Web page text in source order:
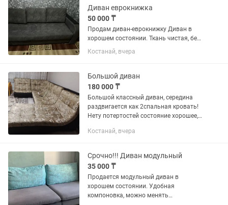
Диван еврокнижка
50 000 ₸
Продам диван-еврокнижку Диван в
хорошем состоянии. Ткань чистая, без
повреждений. Удобный и практичный,
легко раскладывается и подходит для
вместительные ниши...
Костанай, вчера
Большой диван
180 000 ₸
Большой классный диван, середина
раздвигается как 2спальная кровать!
Нету потертостей состояние хорошее,
Костанай, вчера
Срочно!!! Диван модульный
35 000 ₸
Продается модульный диван в
хорошем состоянии. Удобная
компоновка, можно менять